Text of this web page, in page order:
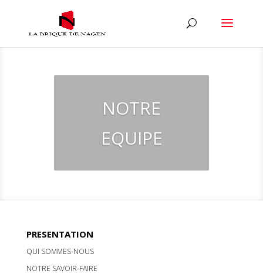
NOTRE
EQUIPE
PRESENTATION
QUI SOMMES-NOUS
NOTRE SAVOIR-FAIRE